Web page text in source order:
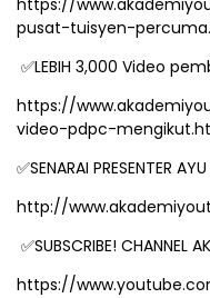
https://
pusat-tuisyen-
✅LEBIH 3,000 Video
https://
video-pdpc-
✅SENARAI PRESENTER AYU
http://
✅SUBSCRIBE! CHANNEL
https://